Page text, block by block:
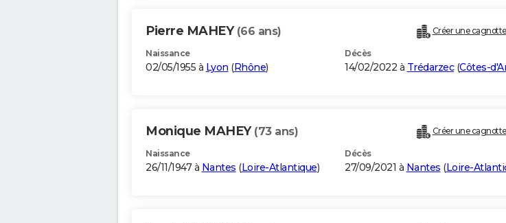
Pierre MAHEY (66 ans) Créer une
Naissance
02/05/1955 à Lyon (Rhône)
Décès
14/02/2022 à Trédarzec(Côtes-
Monique MAHEY (73 ans) Créer une
Naissance
26/11/1947 à Nantes (Loire-Atlantique)
Décès
27/09/2021 à Nantes (Loire-